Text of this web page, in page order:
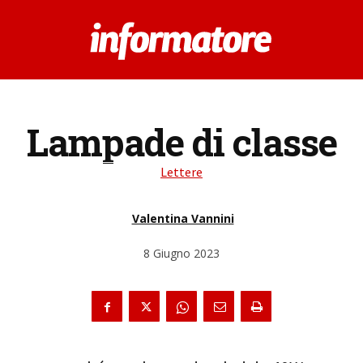
Lampade di classe
Lettere
Valentina Vannini
8 Giugno 2023